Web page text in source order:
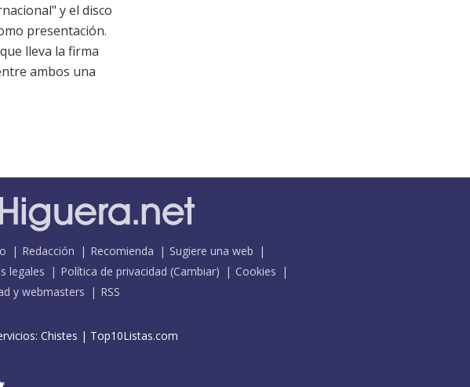
y el disco
presentación.
lleva la firma
ambos una
Redacción Recomienda
Sugiere una web
legales
Política de privacidad (Cambiar)
Cookies
y webmasters
RSS
Chistes | Top10Listas.com